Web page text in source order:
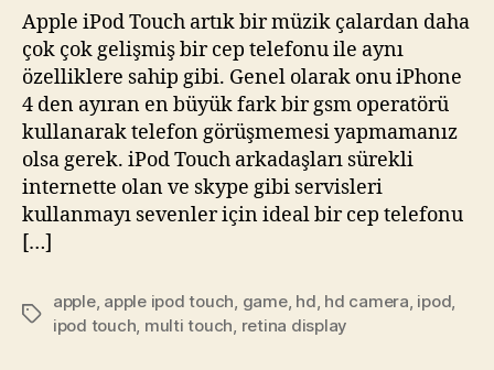
Touch
Bir
Müzik
Çalardan
Daha
Fazlası
Apple iPod Touch artık bir müzik çalardan daha
çok çok gelişmiş bir cep telefonu ile aynı
özelliklere sahip gibi. Genel olarak onu iPhone
4 den ayıran en büyük fark bir gsm operatörü
kullanarak telefon görüşmemesi yapmamanız
olsa gerek. iPod Touch arkadaşları sürekli
internette olan ve skype gibi servisleri
kullanmayı sevenler için ideal bir cep telefonu
[…]
Etiketler
apple, apple ipod touch game, hd hd camera ipod
ipod touch multi touch retina display